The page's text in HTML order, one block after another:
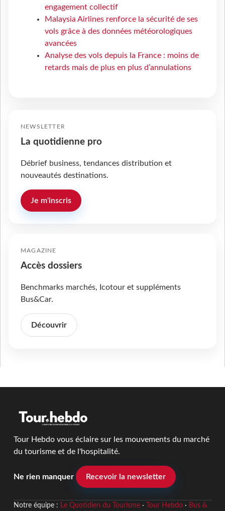
engagement collectif
Malaysia Airlines renforce la sécurité de ses
vols grâce à des données météorologiques
avancées
Analyse des vols depuis la France : moins de
retards mais de plus en plus d’annulations
NEWSLETTER
La quotidienne pro
Débrief business, tendances distribution et
nouveautés destinations.
Je m'inscris
MAGAZINE
Accès dossiers
Benchmarks marchés, Icotour et suppléments
Bus&Car.
Découvrir
Tour Hebdo vous éclaire sur les mouvements du marché
du tourisme et de l'hospitalité.
Ne rien manquer Recevoir la newsletter
Notre équipe : Le Quotidien du Tourisme· Tour Hebdo· Bus &